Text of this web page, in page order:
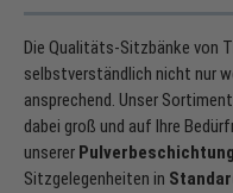
Die Qualitäts-Sitzbänke von
selbstverständlich nicht nur
ansprechend. Unser
dabei groß und auf Ihre
unserer
Sitzgelegenheiten in